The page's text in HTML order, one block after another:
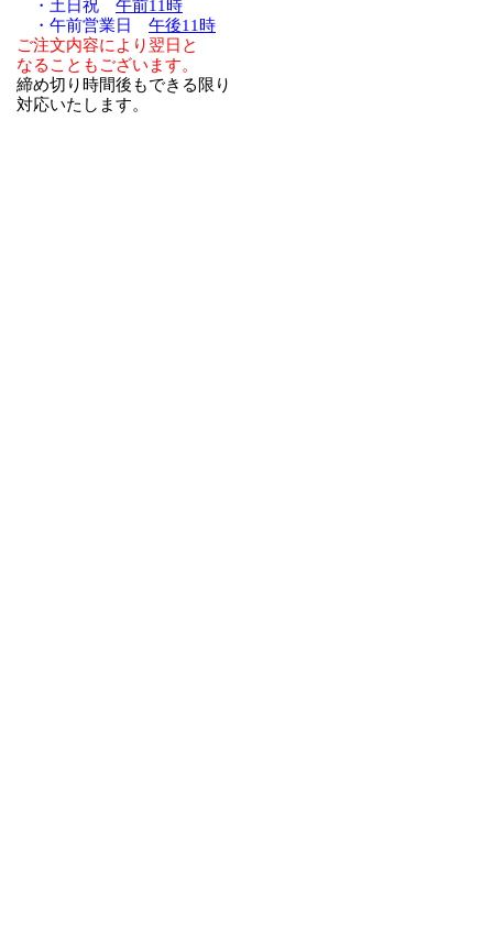
・土日祝 午前11時
・午前営業日 午後11時
ご注文内容により翌日と
なることもございます。
締め切り時間後もできる限り
対応いたします。